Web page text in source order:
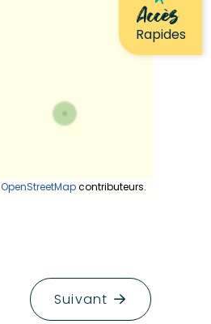
Accès
Rapides
OpenStreetMapcontributeurs.
Suivant